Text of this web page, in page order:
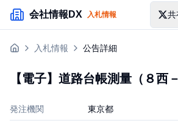
メインコンテンツにスキップ
会社情報DX 入札情報 共
入札情報
企業検索
入札情報 公告詳細
【電子】道路台帳測量（８西
発注機関 東京都